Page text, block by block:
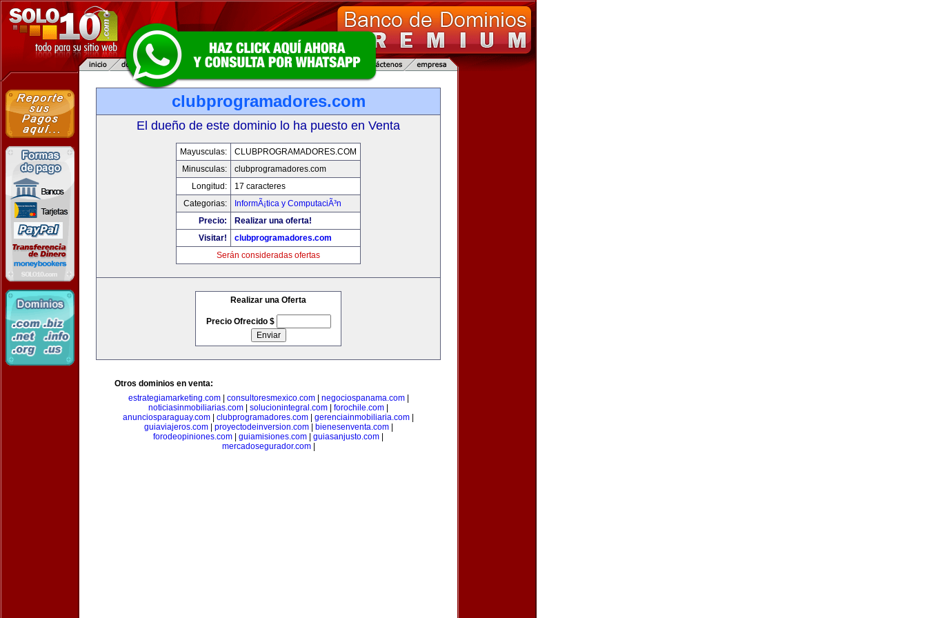
clubprogramadores.com
El dueño de este dominio lo ha puesto en Venta
Mayusculas:
CLUBPROGRAMADORES.COM
Minusculas:
clubprogramadores.com
Longitud:
17 caracteres
Categorias:
InformÃ¡tica y ComputaciÃ³n
Precio:
Realizar una oferta!
Visitar!
clubprogramadores.com
Serán consideradas ofertas
Realizar una Oferta
Precio Ofrecido $
Otros dominios en venta:
estrategiamarketing.com| consultoresmexico.com| negociospanama.com|
noticiasinmobiliarias.com
solucionintegral.com forochile.com
anunciosparaguay.com
clubprogramadores.com gerenciainmobiliaria.com
guiaviajeros.com| proyectodeinversion.com| bienesenventa.com|
forodeopiniones.com
guiamisiones.com guiasanjusto.com
mercadosegurador.com|